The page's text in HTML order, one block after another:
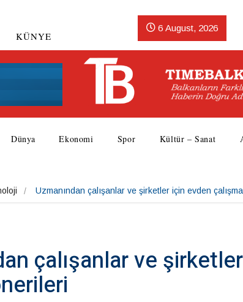
KÜNYE
6 August, 2026
Dünya Ekonomi Spor Kültür – Sanat
Uzmanından çalışanlar ve şirketler için evden
çalışanlar ve